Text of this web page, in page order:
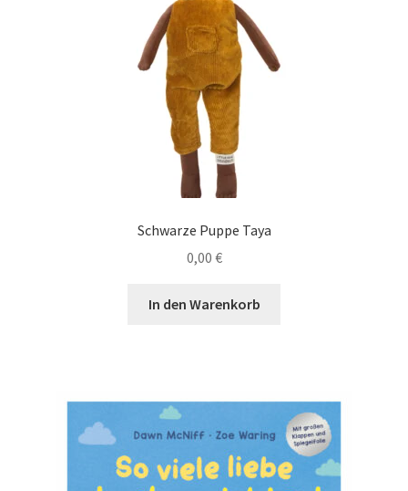
Schwarze Puppe Taya
0,00 €
In den Warenkorb